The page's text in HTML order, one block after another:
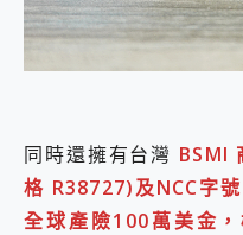
同時還擁有台灣 BSMI
格 R38727)及NCC字
全球產險100萬美金